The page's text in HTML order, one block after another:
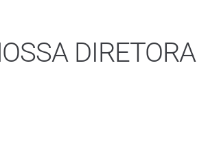
DIRETORA